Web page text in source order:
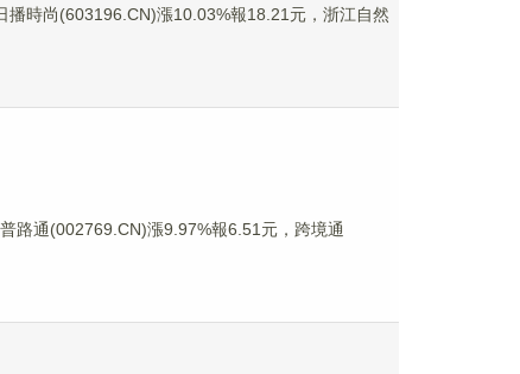
時尚(603196.CN)漲10.03%報18.21元，浙江自然
路通(002769.CN)漲9.97%報6.51元，跨境通